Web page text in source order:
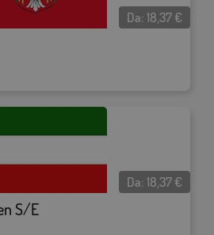
Da:18,37€
S/E
Da:18,37€